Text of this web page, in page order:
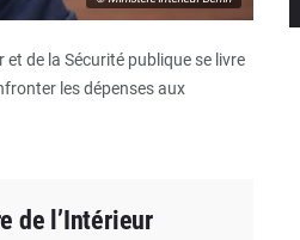
et de la Sécurité publique se livre
les dépenses aux
de l’Intérieur